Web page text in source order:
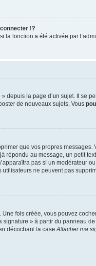
!?
fonction a été activée par
la page d’un sujet. Il se
de nouveaux sujets, Vous
que vos propres
répondu au message, un petit
pas si un modérateur
ne peuvent pas
Une fois créée, vous pouvez
signature » à partir du panneau
décochant la caseAttacher ma